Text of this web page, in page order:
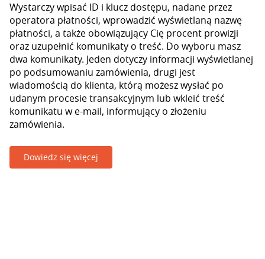
Wystarczy wpisać ID i klucz dostępu, nadane przez
operatora płatności, wprowadzić wyświetlaną nazwę
płatności, a także obowiązujący Cię procent prowizji
oraz uzupełnić komunikaty o treść. Do wyboru masz
dwa komunikaty. Jeden dotyczy informacji wyświetlanej
po podsumowaniu zamówienia, drugi jest
wiadomością do klienta, którą możesz wysłać po
udanym procesie transakcyjnym lub wkleić treść
komunikatu w e-mail, informujący o złożeniu
zamówienia.
Dowiedz się więcej